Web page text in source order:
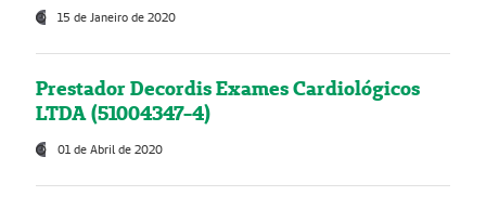
15 de Janeiro de 2020
Prestador Decordis Exames Cardiológicos
LTDA (51004347-4)
01 de Abril de 2020